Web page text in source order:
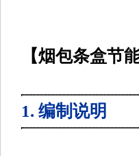
【烟包条盒节
1. 编制说明